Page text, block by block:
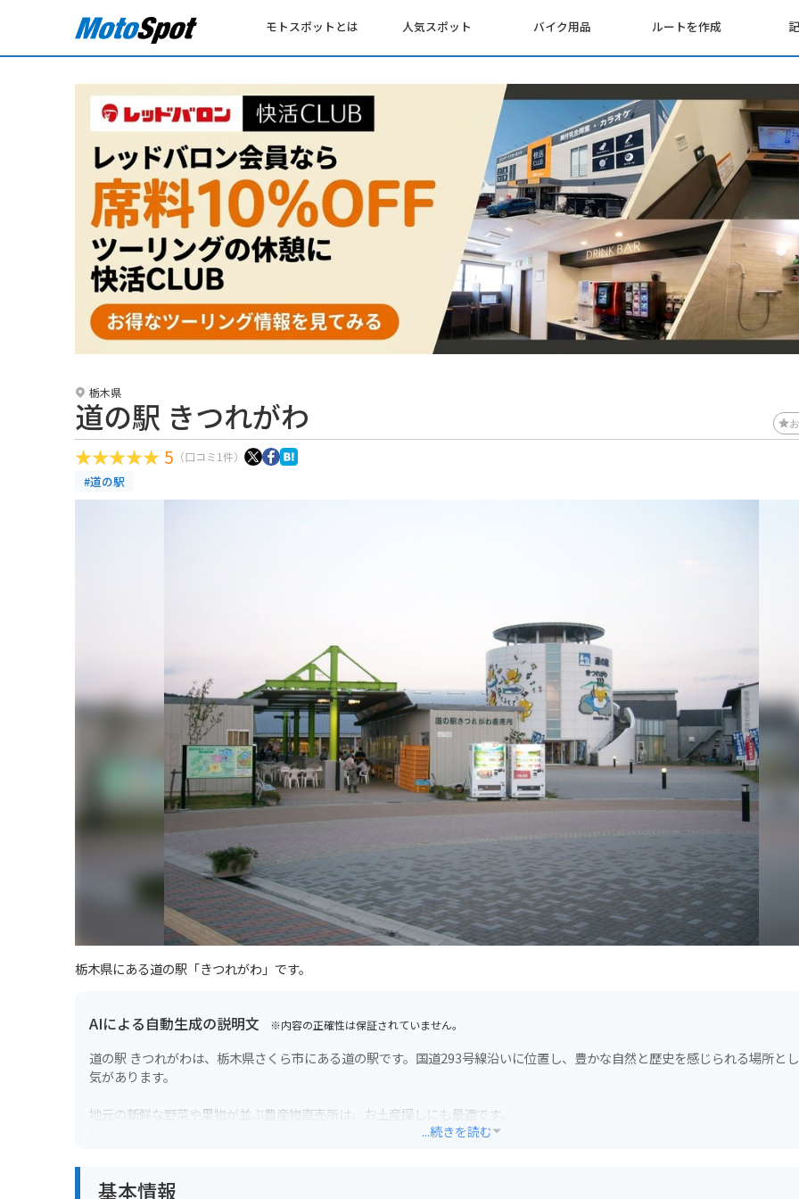
モトスポットとは 人気スポット バイク用品 ルートを作成
栃木県
道の駅 きつれがわ
5 （口コミ1件）
#道の駅
栃木県にある道の駅「きつれがわ」です。
AIによる自動生成の説明文 ※内容の正確性は保証されていません。
道の駅 きつれがわは、栃木県さくら市にある道の駅です。国道293号線沿いに位置し、豊かな自然と歴史を感じられる場所と
気があります。
地元の新鮮な野菜や果物が並ぶ農産物直売所は、お土産探しにも最適です。
バイクで訪れる場合、道の駅には広い駐車場が完備されているので安心です。
...続きを読む
基本情報